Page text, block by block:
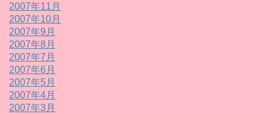
2007年11月
2007年10月
2007年9月
2007年8月
2007年7月
2007年6月
2007年5月
2007年4月
2007年3月